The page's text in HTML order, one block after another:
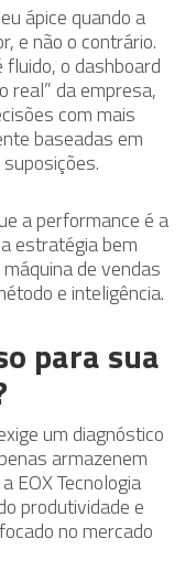
ápice quando a
e não o contrário.
o dashboard
real” da empresa,
com mais
baseadas em
a performance é a
estratégia bem
de vendas
e inteligência.
para sua
um diagnóstico
armazenem
EOX Tecnologia
produtividade e
no mercado